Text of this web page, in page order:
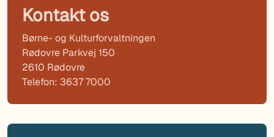
Kontakt os
Børne- og Kulturforvaltningen
Rødovre Parkvej 150
2610 Rødovre
Telefon: 3637 7000